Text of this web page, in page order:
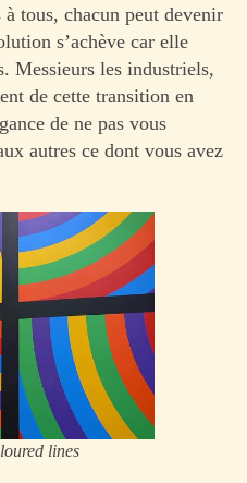
tous, chacun peut devenir
s’achève car elle
Messieurs les industriels,
de cette transition en
de ne pas vous
autres ce dont vous avez
lines